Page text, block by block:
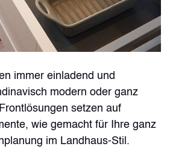
immer einladend und
modern oder ganz
setzen auf
wie gemacht für Ihre ganz
im Landhaus-Stil.